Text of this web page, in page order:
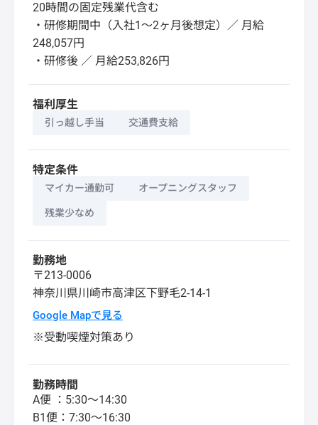
20時間の固定残業代含む
・研修期間中（入社1～2ヶ月後想定）／ 月給
248,057円
・研修後 ／ 月給253,826円
福利厚生
引っ越し手当 交通費支給
特定条件
マイカー通勤可 オープニングスタッフ
残業少なめ
勤務地
〒213-0006
神奈川県川崎市高津区下野毛2-14-1
Google Mapで見る
※受動喫煙対策あり
勤務時間
A便 ：5:30～14:30
B1便：7:30～16:30